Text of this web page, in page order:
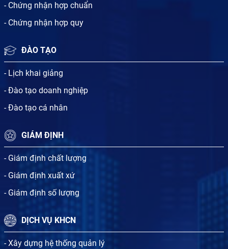
- Chứng nhận hợp chuẩn
- Chứng nhận hợp quy
ĐÀO TẠO
- Lịch khai giảng
- Đào tạo doanh nghiệp
- Đào tạo cá nhân
GIÁM ĐỊNH
- Giám định chất lượng
- Giám định xuất xứ
- Giám định số lượng
DỊCH VỤ KHCN
- Xây dựng hệ thống quản lý